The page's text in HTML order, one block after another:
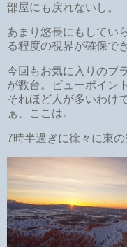
部屋にも戻れないし。
あまり悠長にもしてい
る程度の視界が確保で
今回もお気に入りのブ
が数台。ビューポイン
それほど人が多いわけ
ぁ、ここは。
7時半過ぎに徐々に東の